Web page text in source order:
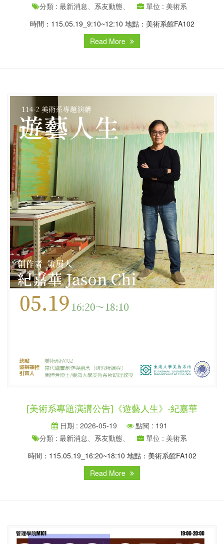
分類 : 最新消息、系友動態、
單位 : 美術系
時間：115.05.19_9:10~12:10 地點：美術系館FA102
Read More
[美術系專題演講公告]《遊藝人生》-紀嘉華
日期 : 2026-05-19
點閱 : 191
分類 : 最新消息、系友動態、
單位 : 美術系
時間：115.05.19_16:20~18:10 地點：美術系館FA102
Read More